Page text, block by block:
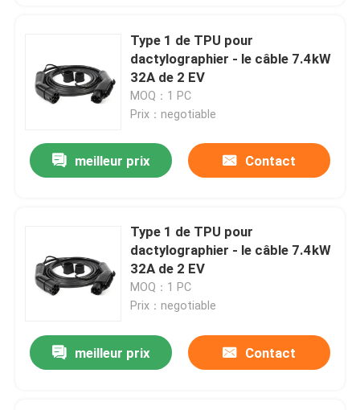
Type 1 de TPU pour
dactylographier - le câble 7.4kW
32A de 2 EV
MOQ：1 PC
Prix：negotiable
meilleur prix Contact
Type 1 de TPU pour
dactylographier - le câble 7.4kW
32A de 2 EV
MOQ：1 PC
Prix：negotiable
meilleur prix Contact